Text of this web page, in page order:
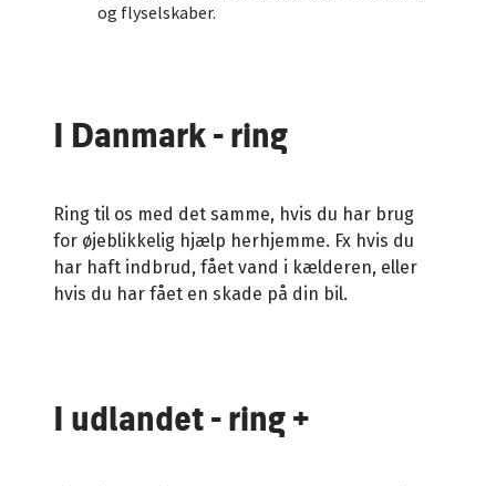
og flyselskaber.
I Danmark - ring
Ring til os med det samme, hvis du har brug
for øjeblikkelig hjælp herhjemme. Fx hvis du
har haft indbrud, fået vand i kælderen, eller
hvis du har fået en skade på din bil.
I udlandet - ring +